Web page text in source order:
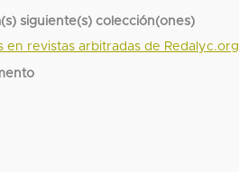
siguiente(s) colección(ones)
en revistas arbitradas de Redalyc.org